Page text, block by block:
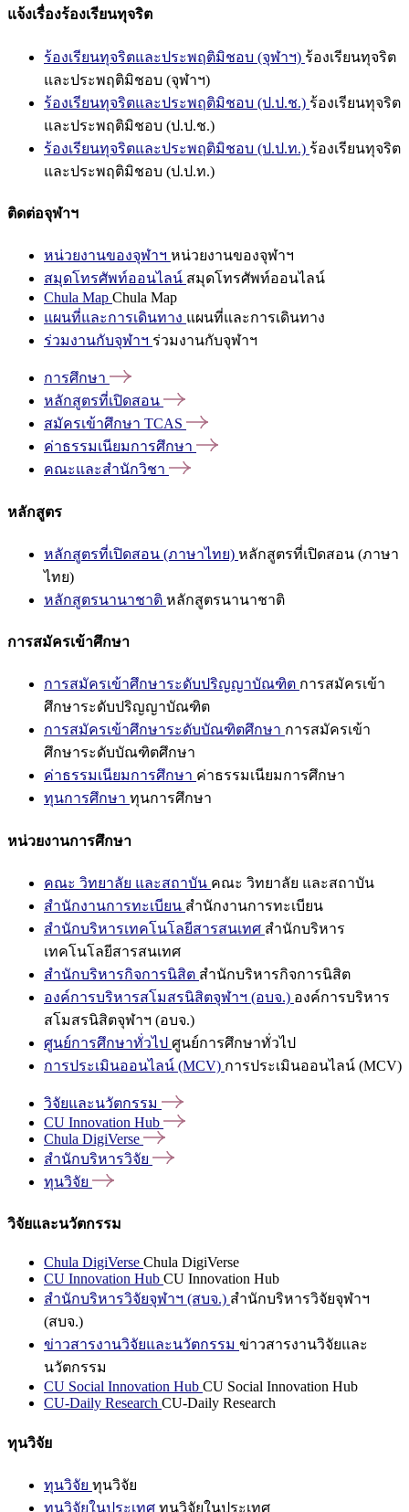
แจ้งเรื่องร้องเรียนทุจริต
ร้องเรียนทุจริตและประพฤติมิชอบ (จุฬาฯ) ร้องเรียนทุจริต
และประพฤติมิชอบ (จุฬาฯ)
ร้องเรียนทุจริตและประพฤติมิชอบ (ป.ป.ช.) ร้องเรียนทุจริต
และประพฤติมิชอบ (ป.ป.ช.)
ร้องเรียนทุจริตและประพฤติมิชอบ (ป.ป.ท.) ร้องเรียนทุจริต
และประพฤติมิชอบ (ป.ป.ท.)
ติดต่อจุฬาฯ
หน่วยงานของจุฬาฯ หน่วยงานของจุฬาฯ
สมุดโทรศัพท์ออนไลน์ สมุดโทรศัพท์ออนไลน์
Chula Map Chula Map
แผนที่และการเดินทาง แผนที่และการเดินทาง
ร่วมงานกับจุฬาฯ ร่วมงานกับจุฬาฯ
การศึกษา
หลักสูตรที่เปิดสอน
สมัครเข้าศึกษา TCAS
ค่าธรรมเนียมการศึกษา
คณะและสำนักวิชา
หลักสูตร
หลักสูตรที่เปิดสอน (ภาษาไทย) หลักสูตรที่เปิดสอน (ภาษา
ไทย)
หลักสูตรนานาชาติ หลักสูตรนานาชาติ
การสมัครเข้าศึกษา
การสมัครเข้าศึกษาระดับปริญญาบัณฑิต การสมัครเข้า
ศึกษาระดับปริญญาบัณฑิต
การสมัครเข้าศึกษาระดับบัณฑิตศึกษา การสมัครเข้า
ศึกษาระดับบัณฑิตศึกษา
ค่าธรรมเนียมการศึกษา ค่าธรรมเนียมการศึกษา
ทุนการศึกษา ทุนการศึกษา
หน่วยงานการศึกษา
คณะ วิทยาลัย และสถาบัน คณะ วิทยาลัย และสถาบัน
สำนักงานการทะเบียน สำนักงานการทะเบียน
สำนักบริหารเทคโนโลยีสารสนเทศ สำนักบริหาร
เทคโนโลยีสารสนเทศ
สำนักบริหารกิจการนิสิต สำนักบริหารกิจการนิสิต
องค์การบริหารสโมสรนิสิตจุฬาฯ (อบจ.) องค์การบริหาร
สโมสรนิสิตจุฬาฯ (อบจ.)
ศูนย์การศึกษาทั่วไป ศูนย์การศึกษาทั่วไป
การประเมินออนไลน์ (MCV) การประเมินออนไลน์ (MCV)
วิจัยและนวัตกรรม
CU Innovation Hub
Chula DigiVerse
สำนักบริหารวิจัย
ทุนวิจัย
วิจัยและนวัตกรรม
Chula DigiVerse Chula DigiVerse
CU Innovation Hub CU Innovation Hub
สำนักบริหารวิจัยจุฬาฯ (สบจ.) สำนักบริหารวิจัยจุฬาฯ
(สบจ.)
ข่าวสารงานวิจัยและนวัตกรรม ข่าวสารงานวิจัยและ
นวัตกรรม
CU Social Innovation Hub CU Social Innovation Hub
CU-Daily Research CU-Daily Research
ทุนวิจัย
ทุนวิจัย ทุนวิจัย
ทุนวิจัยในประเทศ ทุนวิจัยในประเทศ